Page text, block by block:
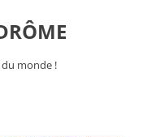
monde !